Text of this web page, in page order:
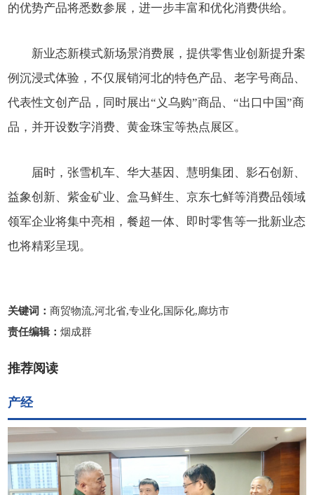
的优势产品将悉数参展，进一步丰富和优化消费供给。
新业态新模式新场景消费展，提供零售业创新提升案
例沉浸式体验，不仅展销河北的特色产品、老字号商品、
代表性文创产品，同时展出“义乌购”商品、“出口中国”商
品，并开设数字消费、黄金珠宝等热点展区。
届时，张雪机车、华大基因、慧明集团、影石创新、
益象创新、紫金矿业、盒马鲜生、京东七鲜等消费品领域
领军企业将集中亮相，餐超一体、即时零售等一批新业态
也将精彩呈现。
关键词：商贸物流,河北省,专业化,国际化,廊坊市
责任编辑：烟成群
推荐阅读
产经